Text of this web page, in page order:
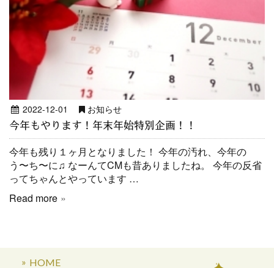
2022-12-01 お知らせ
今年もやります！年末年始特別企画！！
今年も残り１ヶ月となりました！ 今年の汚れ、今年の
う〜ち〜に♫ なーんてCMも昔ありましたね。 今年の反省
ってちゃんとやっています …
Read more
HOME